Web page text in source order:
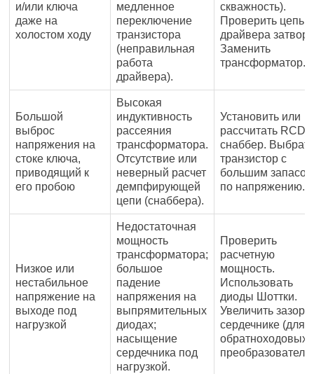
и/или ключа
даже на
холостом ходу
медленное
переключение
транзистора
(неправильная
работа
драйвера).
скважность).
Проверить цепь
драйвера
Заменить
трансформатор.
Большой
выброс
напряжения на
стоке ключа,
приводящий к
его пробою
Высокая
индуктивность
рассеяния
трансформатора.
Отсутствие или
неверный расчет
демпфирующей
цепи (снаббера).
Установить или
рассчитать RCD-
снаббер.
транзистор с
большим запасом
по напряжению.
Низкое или
нестабильное
напряжение на
выходе под
нагрузкой
Недостаточная
мощность
трансформатора;
большое
падение
напряжения на
выпрямительных
диодах;
насыщение
сердечника под
нагрузкой.
Проверить
расчетную
мощность.
Использовать
диоды Шоттки.
Увеличить зазор в
сердечнике (для
обратноходовых